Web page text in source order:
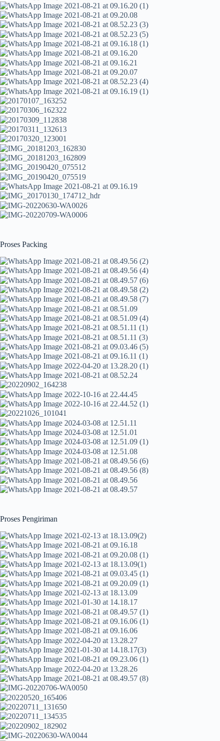
Proses Packing
Proses Pengiriman